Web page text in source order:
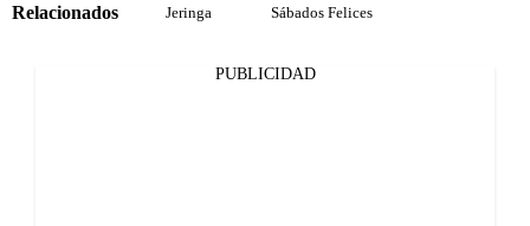
Relacionados Jeringa Sábados Felices
PUBLICIDAD